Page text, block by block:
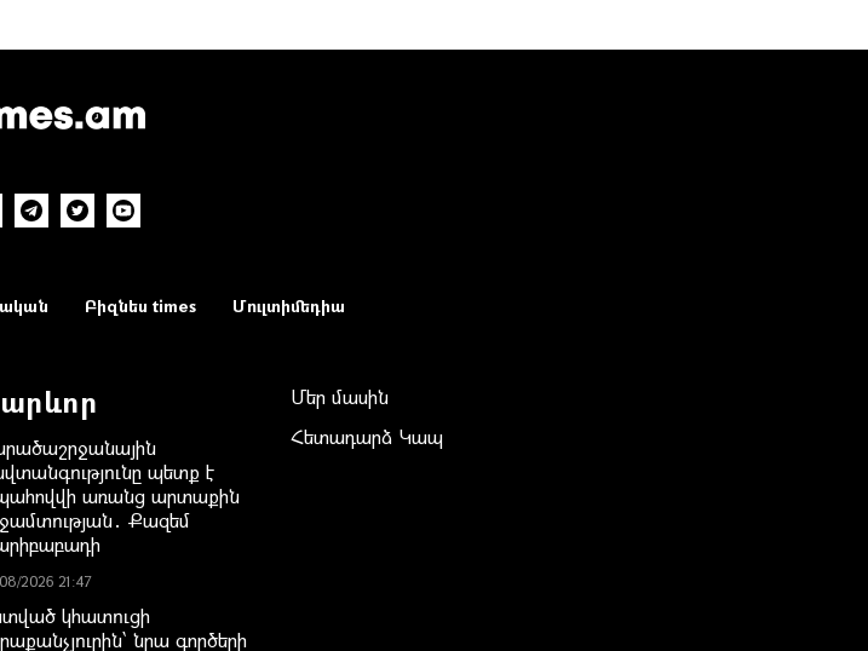
Բիզնես times Մուլտիմեդիա
պետք է
առանց արտաքին
Քազեմ
2026 21:47
կհատուցի
նրա գործերի
Մեր մասին
Հետադարձ Կապ